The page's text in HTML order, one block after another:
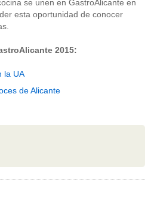
se unen en GastroAlicante en
esta oportunidad de conocer
2015:
la UA
de Alicante